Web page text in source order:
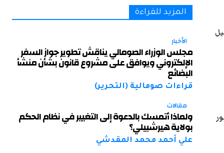
المزيد للقراءة
الأخبار
مجلس الوزراء الصومالي يناقش تطوير جواز السفر
الإلكتروني ويوافق على مشروع قانون بشأن منشأ
البضائع
قراءات صومالية (التحرير)
مقالات
ولماذا أتمسك بالدعوة إلى التغيير في نظام الحكم
بولاية هيرشبيلي؟
علي أحمد محمد المقدشي